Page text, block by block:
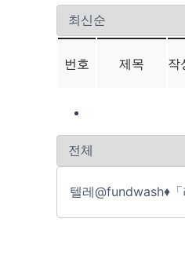
번호 제목 작